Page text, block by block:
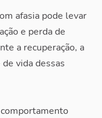
afasia pode levar
e perda de
a recuperação, a
vida dessas